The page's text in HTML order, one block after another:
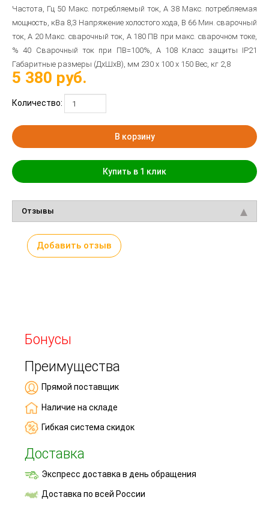
Частота, Гц 50 Макс. потребляемый ток, А 38 Макс. потребляемая
мощность, кВа 8,3 Напряжение холостого хода, В 66 Мин. сварочный
ток, А 20 Макс. сварочный ток, А 180 ПВ при макс. сварочном токе,
% 40 Сварочный ток при ПВ=100%, А 108 Класс защиты IP21
Габаритные размеры (ДхШхВ), мм 230 x 100 x 150 Вес, кг 2,8
5 380 руб.
Количество:
В корзину
Купить в 1 клик
Отзывы
Добавить отзыв
Бонусы
Преимущества
Прямой поставщик
Наличие на складе
Гибкая система скидок
Доставка
Экспресс доставка в день обращения
Доставка по всей России